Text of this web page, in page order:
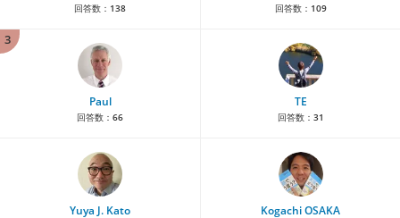
回答数： 138 回答数： 109
3
Paul
回答数： 66
TE
回答数： 31
Yuya J. Kato Kogachi OSAKA